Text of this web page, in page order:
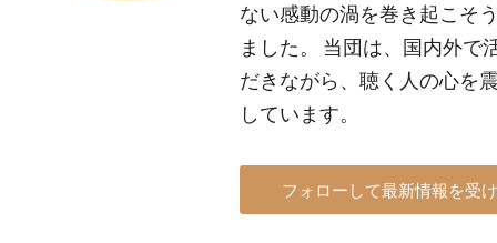
ない感動の渦を巻き起こそ
ました。 当団は、国内外で
だきながら、聴く人の心を
しています。
フォローして最新情報を受